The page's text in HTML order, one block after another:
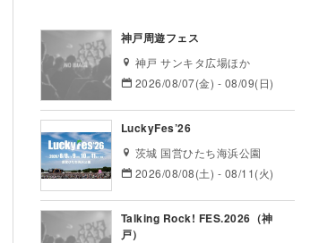
神戸周遊フェス
神戸 サンキタ広場ほか
2026/08/07(金) - 08/09(日)
LuckyFes’26
茨城 国営ひたち海浜公園
2026/08/08(土) - 08/11(火)
Talking Rock! FES.2026（神
戸）